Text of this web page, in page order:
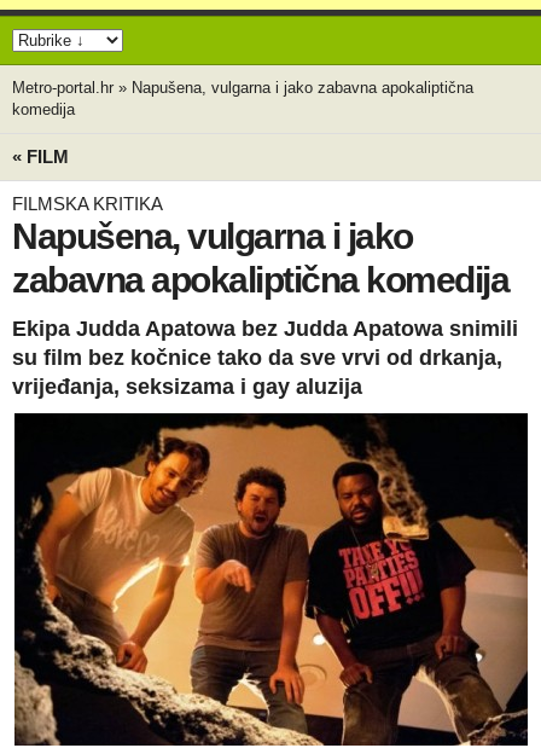
Metro-portal.hr » Napušena, vulgarna i jako zabavna apokaliptična
komedija
« FILM
FILMSKA KRITIKA
Napušena, vulgarna i jako
zabavna apokaliptična komedija
Ekipa Judda Apatowa bez Judda Apatowa snimili
su film bez kočnice tako da sve vrvi od drkanja,
vrijeđanja, seksizama i gay aluzija